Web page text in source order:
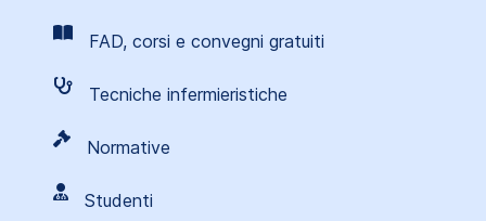
FAD, corsi e convegni gratuiti
Tecniche infermieristiche
Normative
Studenti